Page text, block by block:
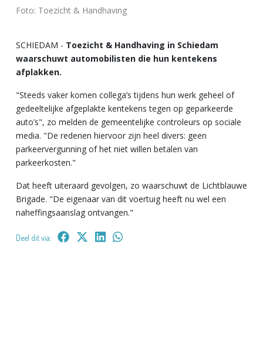
Foto: Toezicht & Handhaving
SCHIEDAM - Toezicht & Handhaving in Schiedam
waarschuwt automobilisten die hun kentekens
afplakken.
"Steeds vaker komen collega’s tijdens hun werk geheel of
gedeeltelijke afgeplakte kentekens tegen op geparkeerde
auto’s", zo melden de gemeentelijke controleurs op sociale
media. "De redenen hiervoor zijn heel divers: geen
parkeervergunning of het niet willen betalen van
parkeerkosten."
Dat heeft uiteraard gevolgen, zo waarschuwt de Lichtblauwe
Brigade. "De eigenaar van dit voertuig heeft nu wel een
naheffingsaanslag ontvangen."
Deel dit via: